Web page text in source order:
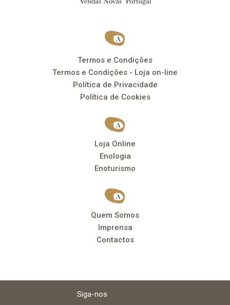
Termos e Condições
Termos e Condições - Loja on-line
Política de Privacidade
Política de Cookies
Loja Online
Enologia
Enoturismo
Quem Somos
Imprensa
Contactos
Siga-nos